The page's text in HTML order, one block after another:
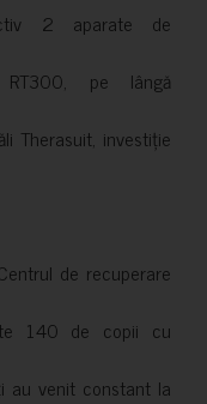
2 aparate de
RT300, pe lângă
Therasuit, investiție
de recuperare
140 de copii cu
au venit constant la